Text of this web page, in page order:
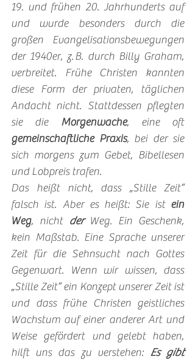
19. und frühen 20. Jahrhunderts auf
und wurde besonders durch die
großen Evangelisationsbewegungen
der 1940er, z. B. durch Billy Graham,
verbreitet. Frühe Christen kannten
diese Form der privaten, täglichen
Andacht nicht. Stattdessen pflegten
sie die Morgenwache
, eine oft
gemeinschaftliche Praxis, bei der sie
sich morgens zum Gebet, Bibellesen
und Lobpreis trafen.
Das heißt nicht, dass „Stille Zeit“
falsch ist. Aber es heißt: Sie ist ein
Weg, nicht der Weg. Ein Geschenk,
kein Maßstab. Eine Sprache unserer
Zeit für die Sehnsucht nach Gottes
Gegenwart. Wenn wir wissen, dass
„Stille Zeit“ ein Konzept unserer Zeit ist
und dass frühe Christen geistliches
Wachstum auf einer anderer Art und
Weise gefördert und gelebt haben,
hilft uns das zu verstehen: Es gibt